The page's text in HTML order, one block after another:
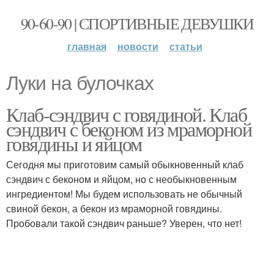
90-60-90 | СПОРТИВНЫЕ ДЕВУШКИ
главная новости статьи
Луки на булочках
Клаб-сэндвич с говядиной. Клаб
сэндвич с беконом из мраморной
говядины и яйцом
Сегодня мы приготовим самый обыкновенный клаб
сэндвич с беконом и яйцом, но с необыкновенным
ингредиентом! Мы будем использовать не обычный
свиной бекон, а бекон из мраморной говядины.
Пробовали такой сэндвич раньше? Уверен, что нет!